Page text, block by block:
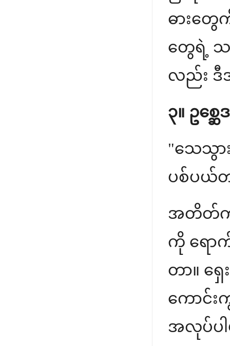
ဓားတွေ
တွေရဲ့ သ
လည်း ဒီ
၃။ ဥစ္ဆ
"သေသွာ
ပစ်ပယ်တ
အတိတ်က
ကို ရောက်
တာ။ ရှ
ကောင်
အလုပ်ပါ